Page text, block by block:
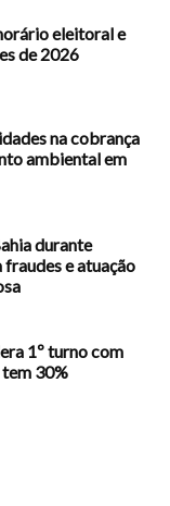
eleitoral e
de 2026
na cobrança
ambiental em
durante
e atuação
1º turno com
30%